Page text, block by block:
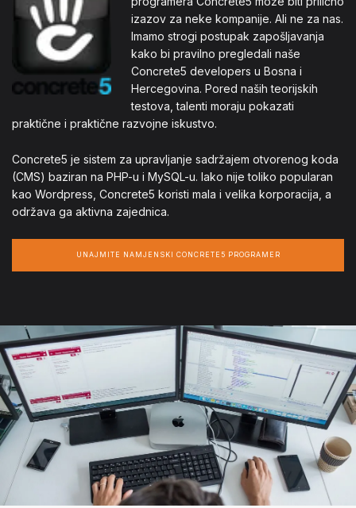
izazov za neke kompanije. Ali ne za nas.
Imamo strogi postupak zapošljavanja
kako bi pravilno pregledali naše
Concrete5 developers u Bosna i
Hercegovina. Pored naših teorijskih
testova, talenti moraju pokazati
praktične i praktične razvojne iskustvo.
Concrete5 je sistem za upravljanje sadržajem otvorenog koda
(CMS) baziran na PHP-u i MySQL-u. Iako nije toliko popularan
kao Wordpress, Concrete5 koristi mala i velika korporacija, a
održava ga aktivna zajednica.
UNAJMITE NAMJENSKI CONCRETE5 PROGRAMER